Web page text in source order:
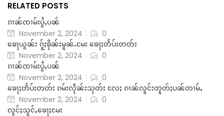
RELATED POSTS
ၵၢၼ်ၸၢမ်းပွႆႇပၼ်
November 2, 2024
0
ၶေႃယွၼ်း ႁႂ်ႈၶိုၼ်းမူၼ်ႉမႄး ၶေႃႈတႅပ်းတတ်း
November 2, 2024
0
ၵၢၼ်ၸၢမ်းပွႆႇပၼ်
November 2, 2024
0
ၶေႃႈတႅပ်းတတ်း ၵမ်းလိုၼ်းသုတ်း လႄႈ ၵၢၼ်လူင်းတူတ်ႈပၼ်တၢမ်ႇ
November 2, 2024
0
လွင်ႈသူင်ႇၶေႃႈမႄး